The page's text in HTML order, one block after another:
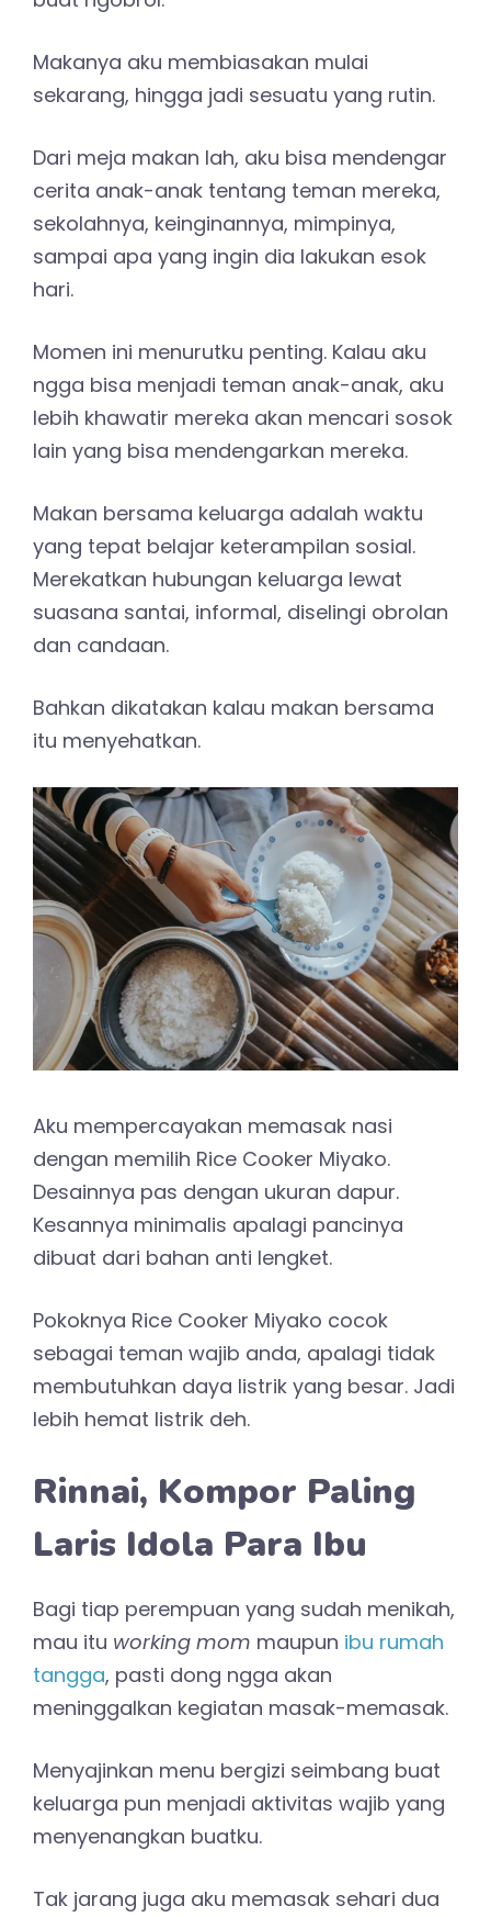
Makanya aku membiasakan mulai
sekarang, hingga jadi sesuatu yang rutin.
Dari meja makan lah, aku bisa mendengar
cerita anak-anak tentang teman mereka,
sekolahnya, keinginannya, mimpinya,
sampai apa yang ingin dia lakukan esok
hari.
Momen ini menurutku penting. Kalau aku
ngga bisa menjadi teman anak-anak, aku
lebih khawatir mereka akan mencari sosok
lain yang bisa mendengarkan mereka.
Makan bersama keluarga adalah waktu
yang tepat belajar keterampilan sosial.
Merekatkan hubungan keluarga lewat
suasana santai, informal, diselingi obrolan
dan candaan.
Bahkan dikatakan kalau makan bersama
itu menyehatkan.
Aku mempercayakan memasak nasi
dengan memilih Rice Cooker Miyako.
Desainnya pas dengan ukuran dapur.
Kesannya minimalis apalagi pancinya
dibuat dari bahan anti lengket.
Pokoknya Rice Cooker Miyako cocok
sebagai teman wajib anda, apalagi tidak
membutuhkan daya listrik yang besar. Jadi
lebih hemat listrik deh.
Rinnai, Kompor Paling
Laris Idola Para Ibu
Bagi tiap perempuan yang sudah menikah,
mau itu working mom maupun ibu rumah
tangga, pasti dong ngga akan
meninggalkan kegiatan masak-memasak.
Menyajinkan menu bergizi seimbang buat
keluarga pun menjadi aktivitas wajib yang
menyenangkan buatku.
Tak jarang juga aku memasak sehari dua